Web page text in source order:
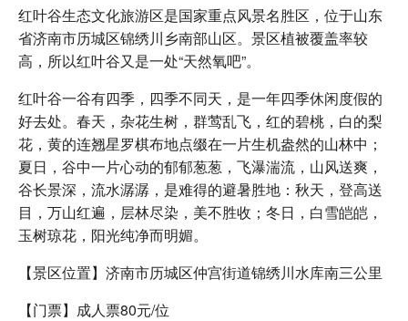
红叶谷生态文化旅游区是国家重点风景名胜区，位于山东
省济南市历城区锦绣川乡南部山区。景区植被覆盖率较
高，所以红叶谷又是一处“天然氧吧”。
红叶谷一谷有四季，四季不同天，是一年四季休闲度假的
好去处。春天，杂花生树，群莺乱飞，红的碧桃，白的梨
花，黄的连翘星罗棋布地点缀在一片生机盎然的山林中；
夏日，谷中一片心动的郁郁葱葱，飞瀑湍流，山风送爽，
谷长景深，流水潺潺，是难得的避暑胜地：秋天，登高送
目，万山红遍，层林尽染，美不胜收；冬日，白雪皑皑，
玉树琼花，阳光纯净而明媚。
【景区位置】济南市历城区仲宫街道锦绣川水库南三公里
【门票】成人票80元/位